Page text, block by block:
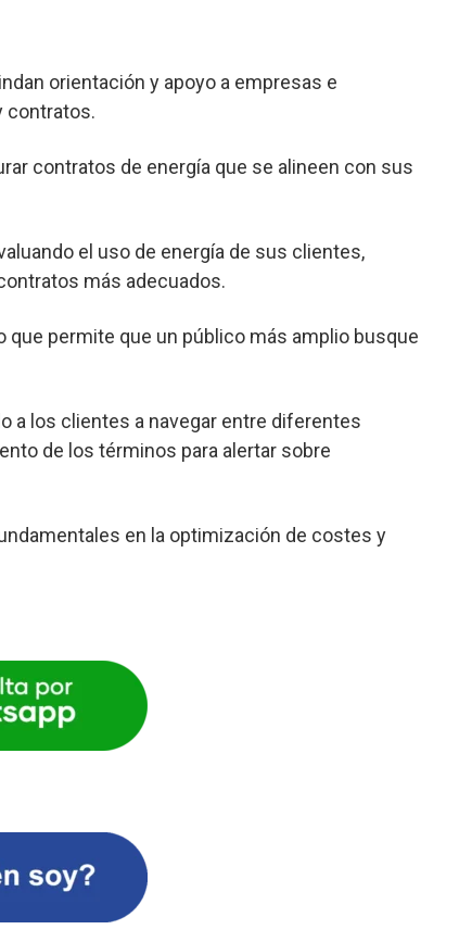
orientación y apoyo a empresas e
contratos.
contratos de energía que se alineen con sus
el uso de energía de sus clientes,
más adecuados.
permite que un público más amplio busque
a los clientes a navegar entre diferentes
de los términos para alertar sobre
en la optimización de costes y